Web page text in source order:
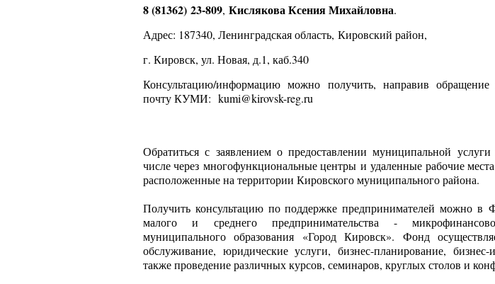
8 (81362) 23-809, Кислякова Ксения Михайловна.
Адрес: 187340, Ленинградская область, Кировский район,
г. Кировск, ул. Новая, д.1, каб.340
Консультацию/информацию можно получить, направив
почту КУМИ: kumi@kirovsk-reg.ru
Обратиться с заявлением о предоставлении муниципальной
числе через многофункциональные центры иудаленные рабочие места
расположенные на территории Кировского муниципального района.
Получить консультацию по поддержке предпринимателей можно в
малого и среднего предпринимательства -
муниципального образования «Город Кировск». Фонд
обслуживание, юридические услуги, бизнес-планирование, бизнес-
также проведение различных курсов, семинаров, круглых столов и